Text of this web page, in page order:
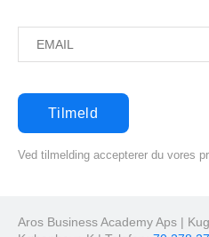
Ved tilmelding accepterer du vores
Aros Business Academy Aps |